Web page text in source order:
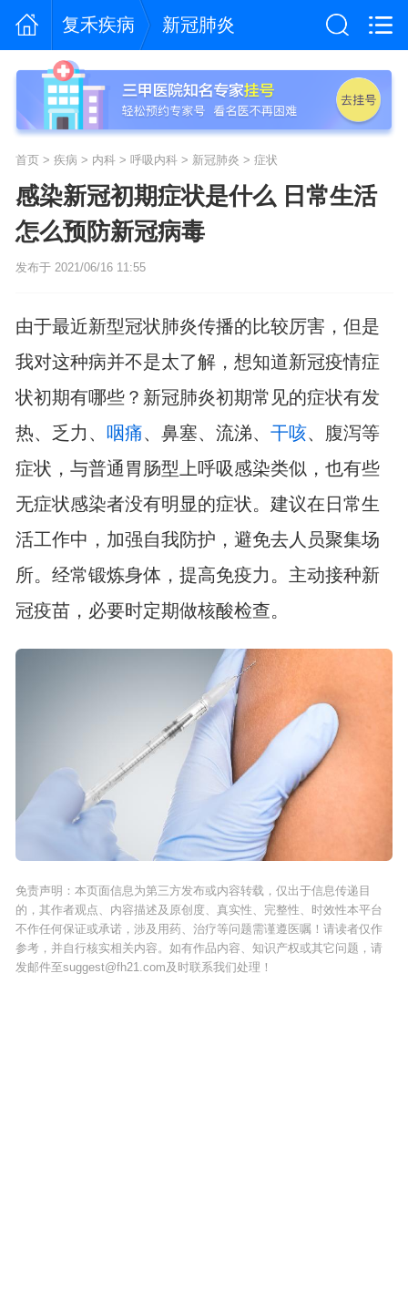
复禾疾病 新冠肺炎
首页> 疾病 > 内科> 呼吸内科> 新冠肺炎 > 症状
感染新冠初期症状是什么 日常生活
怎么预防新冠病毒
发布于 2021/06/16 11:55
由于最近新型冠状肺炎传播的比较厉害，但是
我对这种病并不是太了解，想知道新冠疫情症
状初期有哪些？新冠肺炎初期常见的症状有发
热、乏力、 咽痛、鼻塞、流涕、 干咳、腹泻等
症状，与普通胃肠型上呼吸感染类似，也有些
无症状感染者没有明显的症状。建议在日常生
活工作中，加强自我防护，避免去人员聚集场
所。经常锻炼身体，提高免疫力。主动接种新
冠疫苗，必要时定期做核酸检查。
免责声明：本页面信息为第三方发布或内容转载，仅出于信息传递目
的，其作者观点、内容描述及原创度、真实性、完整性、时效性本平台
不作任何保证或承诺，涉及用药、治疗等问题需谨遵医嘱！请读者仅作
参考，并自行核实相关内容。如有作品内容、知识产权或其它问题，请
发邮件至suggest@fh21.com及时联系我们处理！